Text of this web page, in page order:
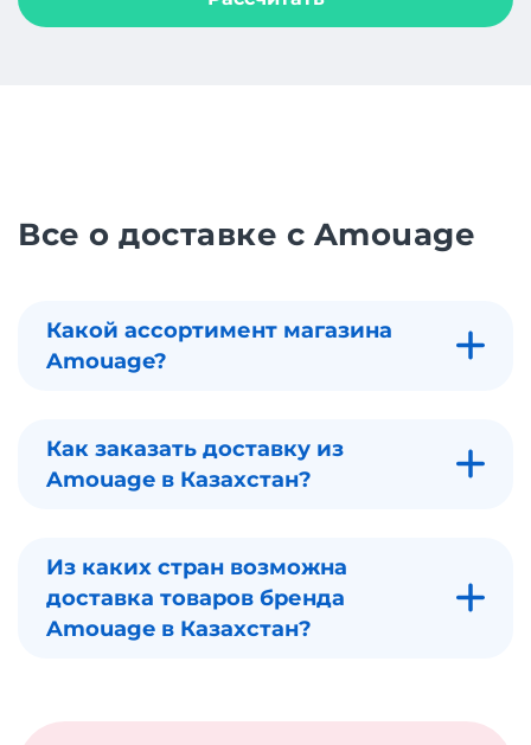
Все о доставке с Amouage
Какой ассортимент магазина
Amouage?
Как заказать доставку из
Amouage в Казахстан?
Из каких стран возможна
доставка товаров бренда
Amouage в Казахстан?